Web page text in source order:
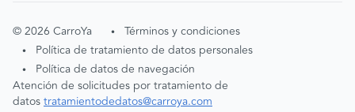
©2026 CarroYa • Términos y condiciones
• Política de tratamiento de datos personales
•
Política de datos de navegación
Atención de solicitudes por tratamiento de
datostratamientodedatos@carroya.com